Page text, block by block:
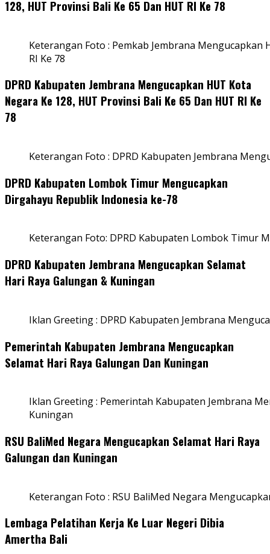
128, HUT Provinsi Bali Ke 65 Dan HUT RI Ke 78
Keterangan Foto : Pemkab Jembrana Mengucapkan
RI Ke 78
DPRD Kabupaten Jembrana Mengucapkan HUT Kota
Negara Ke 128, HUT Provinsi Bali Ke 65 Dan HUT RI Ke
78
Keterangan Foto : DPRD Kabupaten Jembrana
DPRD Kabupaten Lombok Timur Mengucapkan
Dirgahayu Republik Indonesia ke-78
Keterangan Foto: DPRD Kabupaten Lombok Timur
DPRD Kabupaten Jembrana Mengucapkan Selamat
Hari Raya Galungan & Kuningan
Iklan Greeting : DPRD Kabupaten Jembrana
Pemerintah Kabupaten Jembrana Mengucapkan
Selamat Hari Raya Galungan Dan Kuningan
Iklan Greeting : Pemerintah Kabupaten Jembrana
Kuningan
RSU BaliMed Negara Mengucapkan Selamat Hari Raya
Galungan dan Kuningan
Keterangan Foto : RSU BaliMed Negara
Lembaga Pelatihan Kerja Ke Luar Negeri Dibia
Amertha Bali